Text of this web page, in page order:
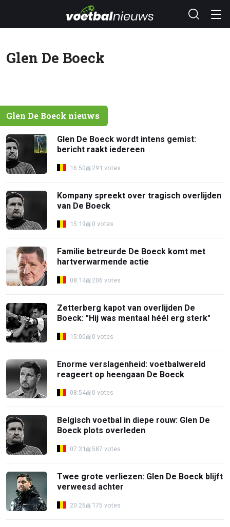
Glen De Boeck
Glen De Boeck nieuws
Glen De Boeck wordt intens gemist:
bericht raakt iedereen
16:50 291 votes
Kompany spreekt over tragisch overlijden
van De Boeck
15:19 0 votes
Familie betreurde De Boeck komt met
hartverwarmende actie
08:14 206 votes
Zetterberg kapot van overlijden De
Boeck: "Hij was mentaal héél erg sterk"
15:00 0 votes
Enorme verslagenheid: voetbalwereld
reageert op heengaan De Boeck
08:54 0 votes
Belgisch voetbal in diepe rouw: Glen De
Boeck plots overleden
07:31 587 votes
Twee grote verliezen: Glen De Boeck blijft
verweesd achter
20:26 175 votes